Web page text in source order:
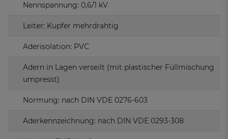
Nennspannung: 0,6/1 kV
Leiter: Kupfer mehrdrahtig
Aderisolation: PVC
Adern in Lagen verseilt (mit plastischer Füllmischung
umpresst)
Normung: nach DIN VDE 0276-603
Aderkennzeichnung: nach DIN VDE 0293-308